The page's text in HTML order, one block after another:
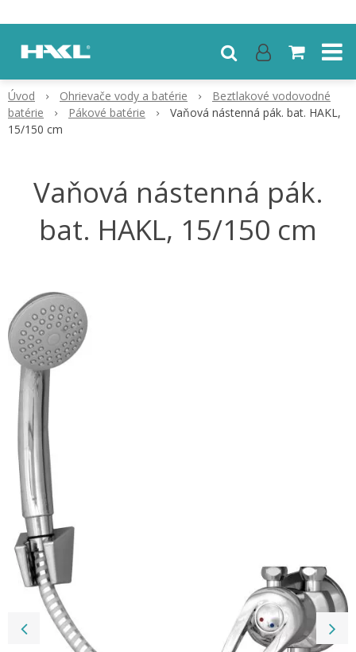
Úvod Ohrievače vody a batérie
Beztlakové vodovodné
batérie
Pákové batérie
Vaňová nástenná pák. bat. HAKL,
15/150 cm
Vaňová nástenná pák.
bat. HAKL, 15/150 cm